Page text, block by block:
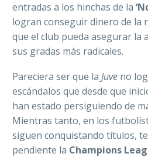
entradas a los hinchas de la
logran conseguir dinero de la
que el club pueda asegurar la
sus gradas más radicales.
Pareciera ser que la Juve no
escándalos que desde que
han estado persiguiendo de
Mientras tanto, en los
siguen conquistando títulos,
pendiente la Champions